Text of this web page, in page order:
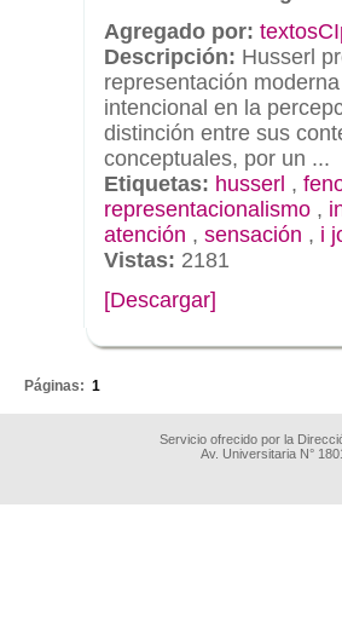
Agregado por:
Descripción: Husserl
representación
intencional en la
distinción entre sus
conceptuales, por un ...
Etiquetas: husserl ,
representacionalismo ,
atención , sensación , i
Vistas: 2181
[Descargar]
Páginas: 1
Servicio ofrecido por la
Av. Universitaria N°